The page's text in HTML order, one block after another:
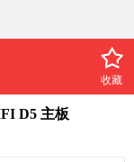
收藏
D5 主板